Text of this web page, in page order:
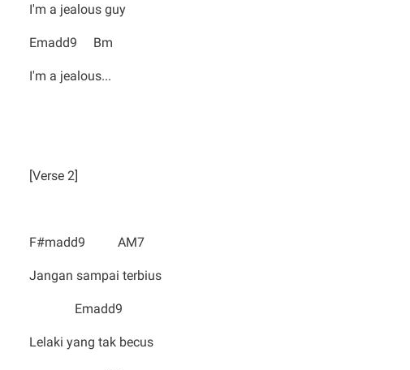
I'm a jealous guy
Emadd9 Bm
I'm a jealous...
[Verse 2]
F#madd9 AM7
Jangan sampai terbius
Emadd9
Lelaki yang tak becus